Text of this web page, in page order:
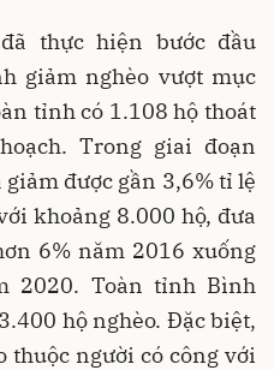
thực hiện bước đầu
giảm nghèo vượt mục
tỉnh có 1.108 hộ thoát
Trong giai đoạn
được gần 3,6% tỉ lệ
khoảng 8.000 hộ, đưa
6% năm 2016 xuống
2020. Toàn tỉnh Bình
hộ nghèo. Đặc biệt,
thuộc người có công với